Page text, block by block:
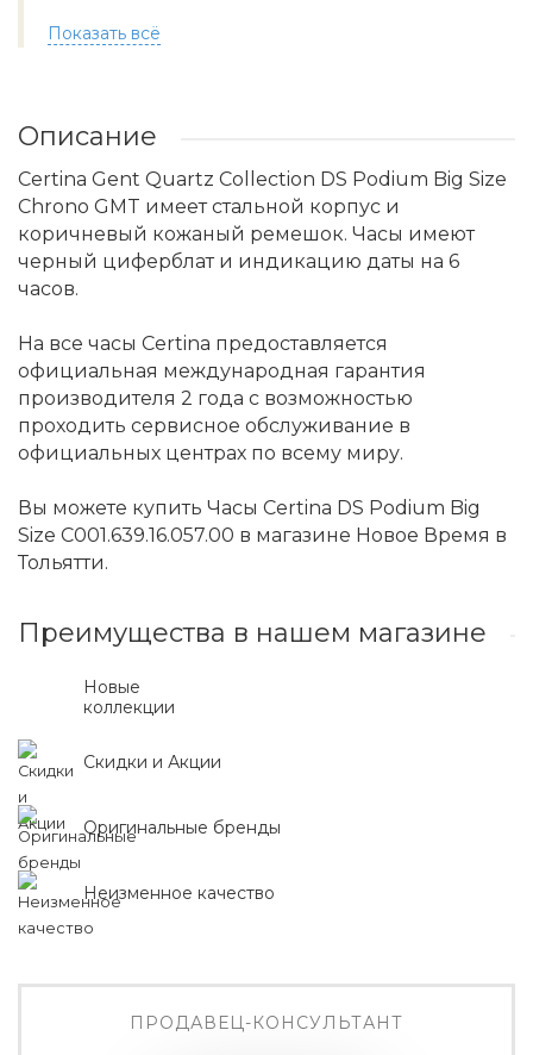
Показать всё
Описание
Certina Gent Quartz Collection DS Podium Big Size
Chrono GMT имеет стальной корпус и
коричневый кожаный ремешок. Часы имеют
черный циферблат и индикацию даты на 6
часов.
На все часы Certina предоставляется
официальная международная гарантия
производителя 2 года с возможностью
проходить сервисное обслуживание в
официальных центрах по всему миру.
Вы можете купить Часы Certina DS Podium Big
Size C001.639.16.057.00 в магазине Новое Время в
Тольятти.
Преимущества в нашем магазине
Новые
коллекции
Скидки и Акции
Оригинальные бренды
Неизменное качество
ПРОДАВЕЦ-КОНСУЛЬТАНТ